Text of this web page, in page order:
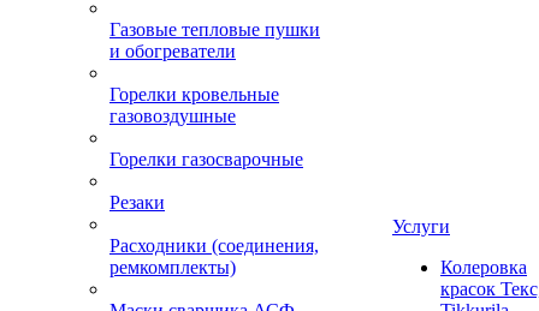
Газовые тепловые пушки
и обогреватели
Горелки кровельные
газовоздушные
Горелки газосварочные
Резаки
Расходники (соединения,
ремкомплекты)
Услуги
Колеровка
красок